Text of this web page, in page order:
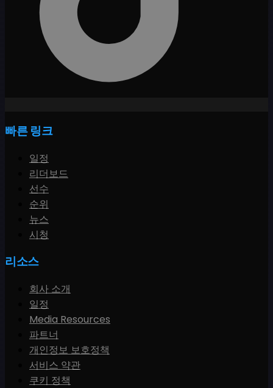
빠른 링크
일정
리더보드
선수
순위
뉴스
시청
리소스
회사 소개
일정
Media Resources
파트너
개인정보 보호정책
서비스 약관
쿠키 정책